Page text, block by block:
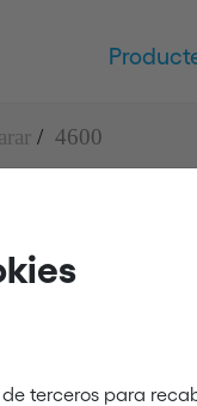
de terceros para
4600